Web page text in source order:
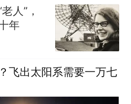
人”，
年
飞出太阳系需要一万七